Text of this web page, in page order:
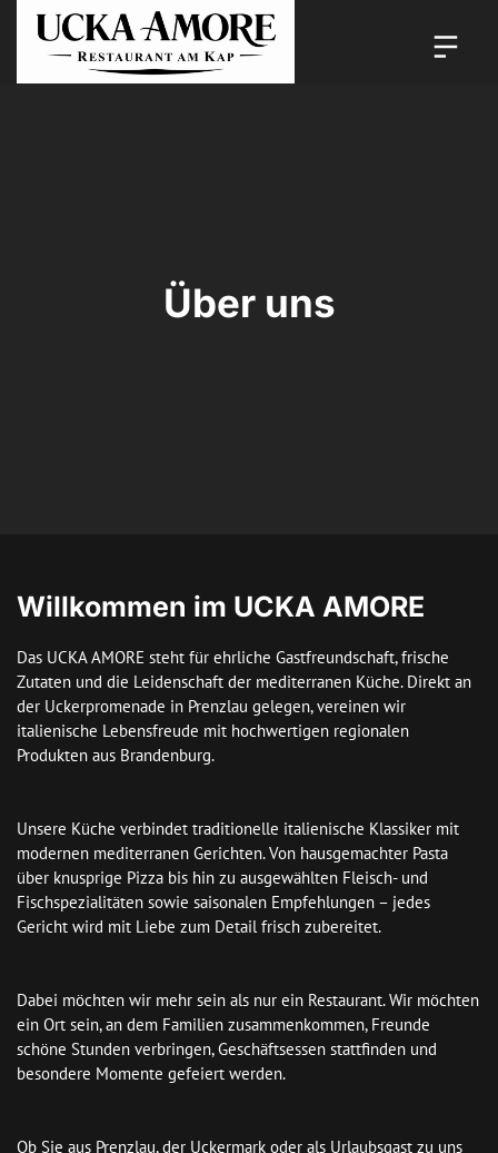
Über uns
Willkommen im UCKA AMORE
Das UCKA AMORE steht für ehrliche Gastfreundschaft, frische
Zutaten und die Leidenschaft der mediterranen Küche. Direkt an
der Uckerpromenade in Prenzlau gelegen, vereinen wir
italienische Lebensfreude mit hochwertigen regionalen
Produkten aus Brandenburg.
Unsere Küche verbindet traditionelle italienische Klassiker mit
modernen mediterranen Gerichten. Von hausgemachter Pasta
über knusprige Pizza bis hin zu ausgewählten Fleisch- und
Fischspezialitäten sowie saisonalen Empfehlungen – jedes
Gericht wird mit Liebe zum Detail frisch zubereitet.
Dabei möchten wir mehr sein als nur ein Restaurant. Wir möchten
ein Ort sein, an dem Familien zusammenkommen, Freunde
schöne Stunden verbringen, Geschäftsessen stattfinden und
besondere Momente gefeiert werden.
Ob Sie aus Prenzlau, der Uckermark oder als Urlaubsgast zu uns